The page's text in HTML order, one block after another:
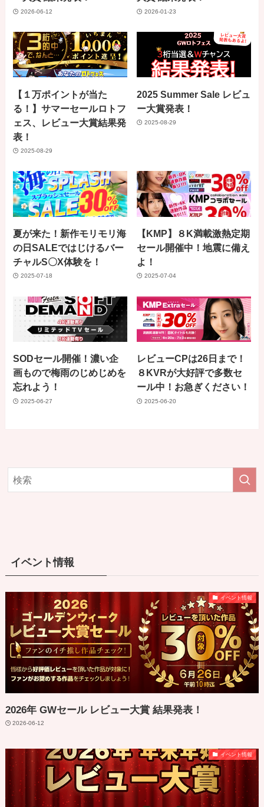
2026-06-12 2026-01-23
【１万ポイントが当た
る！】サマーセールロトフ
ェス、レビュー大賞結果発
表！
2025-08-29
2025 Summer Sale レビュ
ー大賞発表！
2025-08-29
夏が来た！新作モリモリ海
の日SALEではじけるバー
チャルS〇X体験を！
2025-07-18
【KMP】８K満載激熱定期
セール開催中！地震に備え
よ！
2025-07-04
SODセール開催！濃い企
画もので梅雨のじめじめを
忘れよう！
2025-06-27
レビューCPは26日まで！
８KVRが大好評で多数セ
ール中！お急ぎください！
2025-06-20
イベント情報
イベント情報
2026年 GWセール レビュー大賞 結果発表！
2026-06-12
イベント情報